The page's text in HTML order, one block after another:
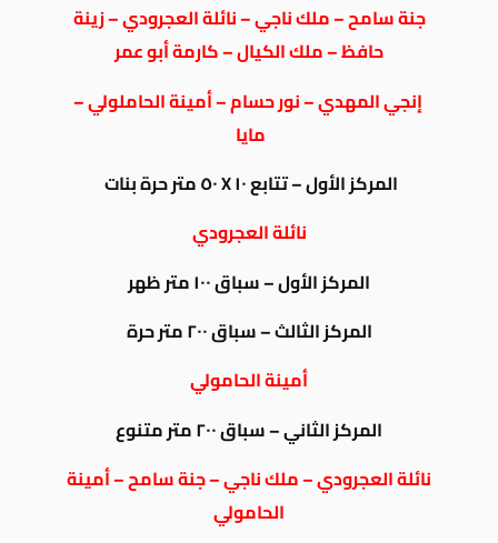
جنة سامح – ملك ناجي – نائلة العجرودي – زينة
حافظ – ملك الكيال – كارمة أبو عمر
إنجي المهدي – نور حسام – أمينة الحاملولي –
مايا
المركز الأول – تتابع ١٠ X ٥٠ متر حرة بنات
نائلة العجرودي
المركز الأول – سباق ١٠٠ متر ظهر
المركز الثالث – سباق ٢٠٠ متر حرة
أمينة الحامولي
المركز الثاني – سباق ٢٠٠ متر متنوع
نائلة العجرودي – ملك ناجي – جنة سامح – أمينة
الحامولي